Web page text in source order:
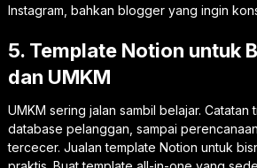
Instagram, bahkan blogger yang ingin
5. Template Notion untuk
dan UMKM
UMKM sering jalan sambil belajar. Catatan
database pelanggan, sampai
tercecer. Jualan template Notion untuk